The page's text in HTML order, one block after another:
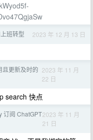
班转型 2023 年 12 月 13 日
更新及时的 2023 年 11 月
22 日
search 快点
订阅 ChatGPT2023 年 11 月
21 日